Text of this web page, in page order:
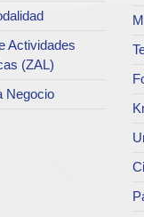
Actividades
(ZAL)
Negocio